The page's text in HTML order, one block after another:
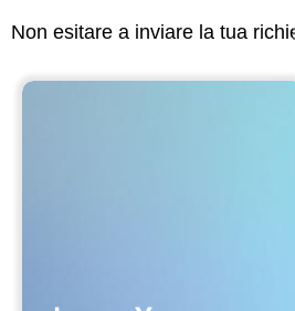
Non esitare a inviare la tua